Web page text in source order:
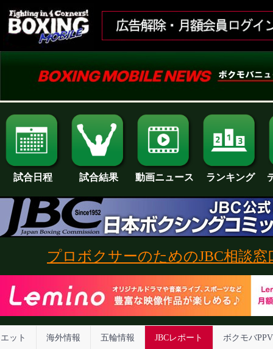
試合日程 試合結果 動画ニュース ランキング
プロボクサーのためのJBC相談窓
ット 海外情報 五輪情報 JBCレポート ボクモバPPV